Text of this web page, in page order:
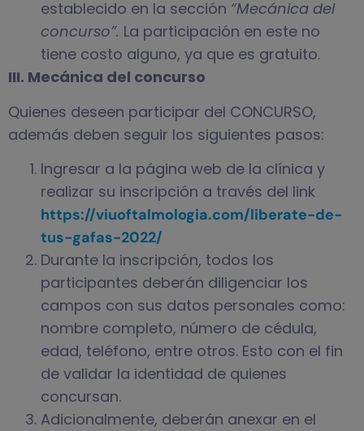
establecido en la sección “Mecánica del
concurso”. La participación en este no
tiene costo alguno, ya que es gratuito.
III. Mecánica del concurso
Quienes deseen participar del CONCURSO,
además deben seguir los siguientes pasos:
Ingresar a la página web de la clínica y
realizar su inscripción a través del link
https://viuoftalmologia.com/liberate-de-
tus-gafas-2022/
Durante la inscripción, todos los
participantes deberán diligenciar los
campos con sus datos personales como:
nombre completo, número de cédula,
edad, teléfono, entre otros. Esto con el fin
de validar la identidad de quienes
concursan.
Adicionalmente, deberán anexar en el